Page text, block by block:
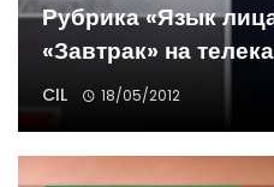
Рубрика «Язык
«Завтрак» на
CIL 18/05/2012